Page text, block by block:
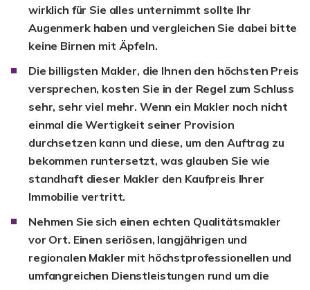
wirklich für Sie alles unternimmt sollte Ihr
Augenmerk haben und vergleichen Sie dabei bitte
keine Birnen mit Äpfeln.
Die billigsten Makler, die Ihnen den höchsten Preis
versprechen, kosten Sie in der Regel zum Schluss
sehr, sehr viel mehr. Wenn ein Makler noch nicht
einmal die Wertigkeit seiner Provision
durchsetzen kann und diese, um den Auftrag zu
bekommen runtersetzt, was glauben Sie wie
standhaft dieser Makler den Kaufpreis Ihrer
Immobilie vertritt.
Nehmen Sie sich einen echten Qualitätsmakler
vor Ort. Einen seriösen, langjährigen und
regionalen Makler mit höchstprofessionellen und
umfangreichen Dienstleistungen rund um die